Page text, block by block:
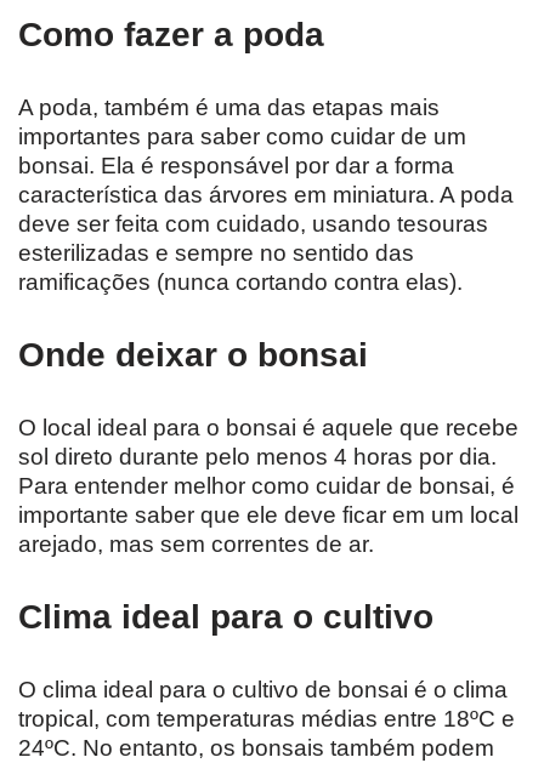
Como fazer a poda
A poda, também é uma das etapas mais
importantes para saber como cuidar de um
bonsai. Ela é responsável por dar a forma
característica das árvores em miniatura. A poda
deve ser feita com cuidado, usando tesouras
esterilizadas e sempre no sentido das
ramificações (nunca cortando contra elas).
Onde deixar o bonsai
O local ideal para o bonsai é aquele que recebe
sol direto durante pelo menos 4 horas por dia.
Para entender melhor como cuidar de bonsai, é
importante saber que ele deve ficar em um local
arejado, mas sem correntes de ar.
Clima ideal para o cultivo
O clima ideal para o cultivo de bonsai é o clima
tropical, com temperaturas médias entre 18ºC e
24ºC. No entanto, os bonsais também podem